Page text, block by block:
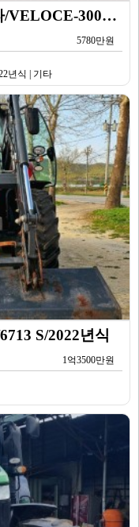
한국페라리트랙터/트랙터/기타/VELOCE-300PS500M2E/2022년식
5780만원
년식 | 기타
S/2022년식
1억3500만원